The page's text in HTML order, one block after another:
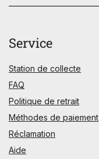
Service
Station de collecte
FAQ
Politique de retrait
Méthodes de paiement
Réclamation
Aide